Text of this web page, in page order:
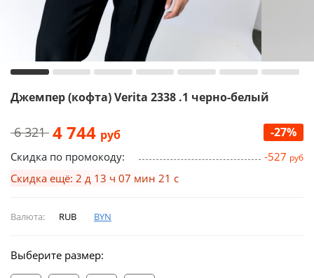
Джемпер (кофта) Verita 2338 .1 черно-белый
6 321 4 744 руб -27%
Скидка по промокоду: -527 руб
Скидка ещё: 2 д 13 ч 07 мин 21 с
Валюта: RUB BYN
Выберите размер: